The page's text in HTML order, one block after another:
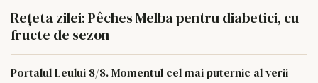
Rețeta zilei: Pêches Melba pentru diabetici, cu
fructe de sezon
Portalul Leului 8/8. Momentul cel mai puternic al verii